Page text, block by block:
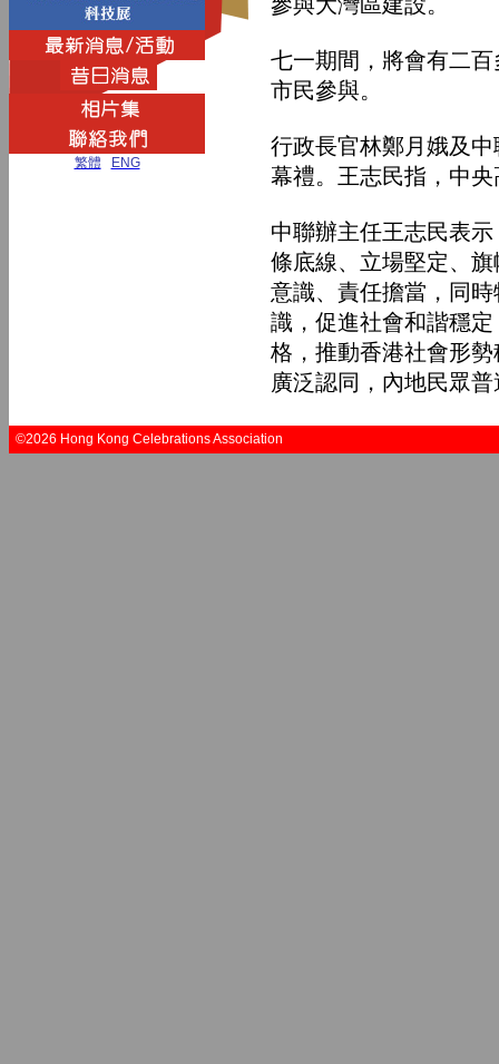
繁體 ENG
七一期間，將會有二
市民參與。
行政長官林鄭月娥及
幕禮。王志民指，中
中聯辦主任王志民表
條底線、立場堅定、
意識、責任擔當，同
識，促進社會和諧穩
格，推動香港社會形
廣泛認同，內地民眾
©2026 Hong Kong Celebrations Association